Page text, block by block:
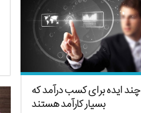
چند ایده برای کسب درآمد که
بسیار کارآمد هستند